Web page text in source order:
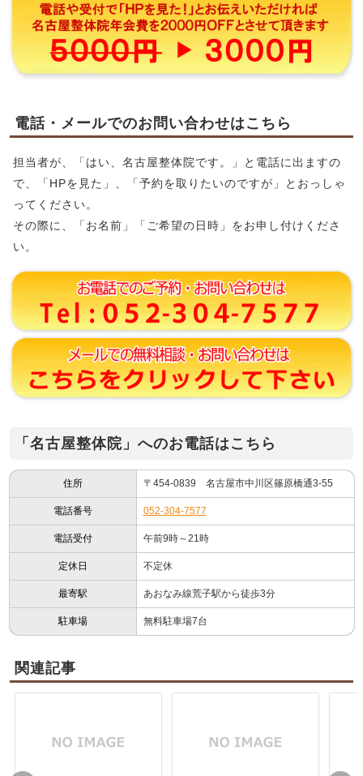
電話・メールでのお問い合わせはこちら
担当者が、「はい、名古屋整体院です。」と電話に出ますの
で、「HPを見た」、「予約を取りたいのですが」とおっしゃ
ってください。
その際に、「お名前」「ご希望の日時」をお申し付けくださ
い。
「名古屋整体院」へのお電話はこちら
住所 〒454-0839 名古屋市中川区篠原橋通3-55
電話番号 052-304-7577
電話受付 午前9時～21時
定休日 不定休
最寄駅 あおなみ線荒子駅から徒歩3分
駐車場 無料駐車場7台
関連記事